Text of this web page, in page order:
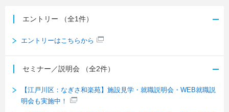
エントリー （全1件）
エントリーはこちらから
セミナー／説明会 （全2件）
【江戸川区：なぎさ和楽苑】施設見学・就職説明会・WEB就職説
明会も実施中！